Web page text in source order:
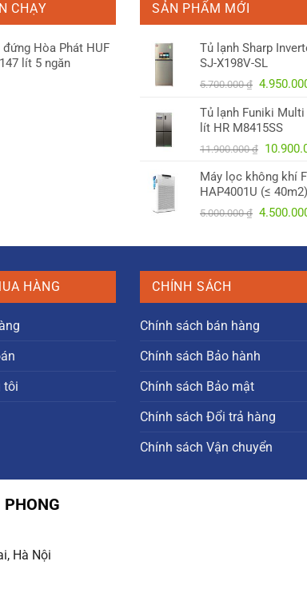
CHẠY
Hòa Phát HUF
lít 5 ngăn
SẢN PHẨM MỚI
Tủ lạnh Sharp
SJ-X198V-SL
5.700.000₫ Giá
là:
Tủ lạnh Funiki
lít HR M8415SS
11.900.000₫ Giá
là:
Máy lọc không khí
HAP4001U (≤ 40m2)
5.000.000₫ Giá
là:
HÀNG
tôi
CHÍNH SÁCH
Chính sách bán hàng
Chính sách Bảo hành
Chính sách Bảo mật
Chính sách Đổi trả hàng
Chính sách Vận chuyển
Hà Nội